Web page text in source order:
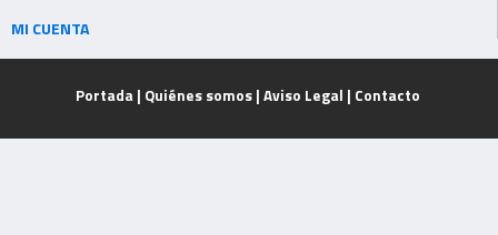
MI CUENTA
Portada | Quiénes somos| Aviso Legal | Contacto